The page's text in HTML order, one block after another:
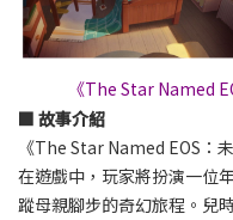
《The Star Named
■ 故事介紹
《The Star Named EOS：
在遊戲中，玩家將扮演一位
蹤母親腳步的奇幻旅程。兒